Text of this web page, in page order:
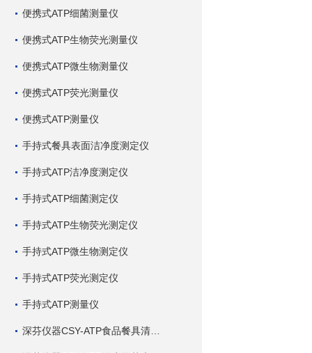
便携式ATP细菌测量仪
便携式ATP生物荧光测量仪
便携式ATP微生物测量仪
便携式ATP荧光测量仪
便携式ATP测量仪
手持式餐具表面洁净度测定仪
手持式ATP洁净度测定仪
手持式ATP细菌测定仪
手持式ATP生物荧光测定仪
手持式ATP微生物测定仪
手持式ATP荧光测定仪
手持式ATP测量仪